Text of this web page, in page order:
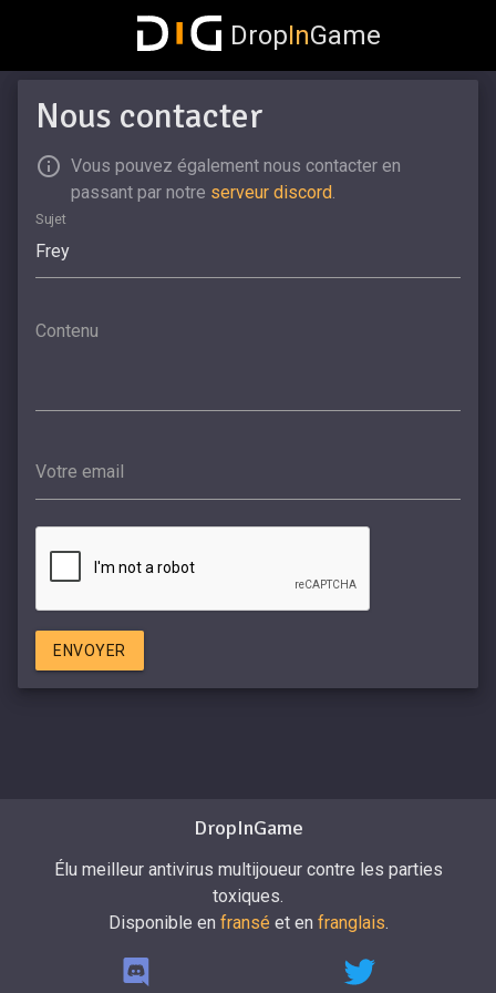
DropInGame
Nous contacter
Vous pouvez également nous contacter en
passant par notre serveur discord.
Sujet
Contenu
Votre email
ENVOYER
DropInGame
Élu meilleur antivirus multijoueur contre les parties
toxiques.
Disponible en fransé et en franglais.